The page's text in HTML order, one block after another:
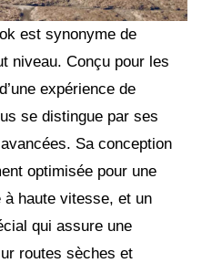
est synonyme de
niveau. Conçu pour les
expérience de
se distingue par ses
Sa conception
optimisée pour une
à haute vitesse, et un
qui assure une
routes sèches et